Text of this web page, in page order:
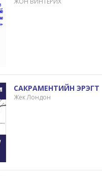
САКРАМЕНТИЙН ЭРЭГТ
Жек Лондон